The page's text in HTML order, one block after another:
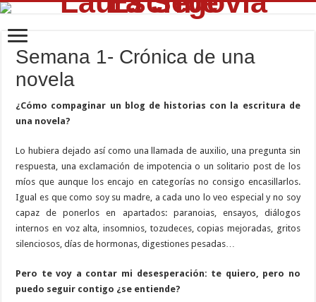
Semana 1- Crónica de una
novela
¿Cómo compaginar un blog de historias con la escritura de
una novela?
Lo hubiera dejado así como una llamada de auxilio, una pregunta sin
respuesta, una exclamación de impotencia o un solitario post de los
míos que aunque los encajo en categorías no consigo encasillarlos.
Igual es que como soy su madre, a cada uno lo veo especial y no soy
capaz de ponerlos en apartados: paranoias, ensayos, diálogos
internos en voz alta, insomnios, tozudeces, copias mejoradas, gritos
silenciosos, días de hormonas, digestiones pesadas…
Pero te voy a contar mi desesperación: te quiero, pero no
puedo seguir contigo ¿se entiende?